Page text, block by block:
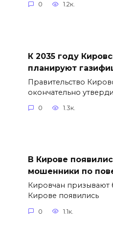
0 1.2к.
К 2035 году
планируют
Правительство
окончательно
0 1.3к.
В Кирове
мошенники по
Кировчан призывают
Кирове появились
0 1.1к.